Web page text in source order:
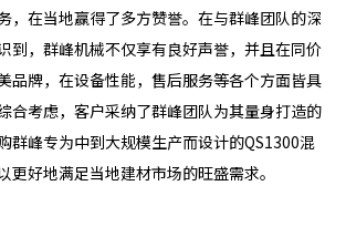
，在当地赢得了多方赞誉。在与群峰团队的深
到，群峰机械不仅享有良好声誉，并且在同价
品牌，在设备性能，售后服务等各个方面皆具
合考虑，客户采纳了群峰团队为其量身打造的
群峰专为中到大规模生产而设计的QS1300混
更好地满足当地建材市场的旺盛需求。